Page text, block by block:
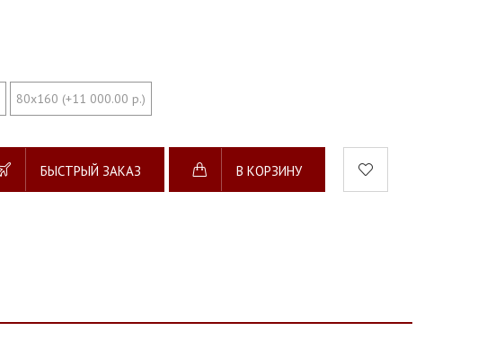
80х160 (+11 000.00 р.)
БЫСТРЫЙ ЗАКАЗ В КОРЗИНУ